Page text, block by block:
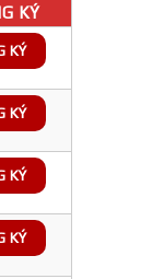
KÝ
KÝ
KÝ
KÝ
KÝ